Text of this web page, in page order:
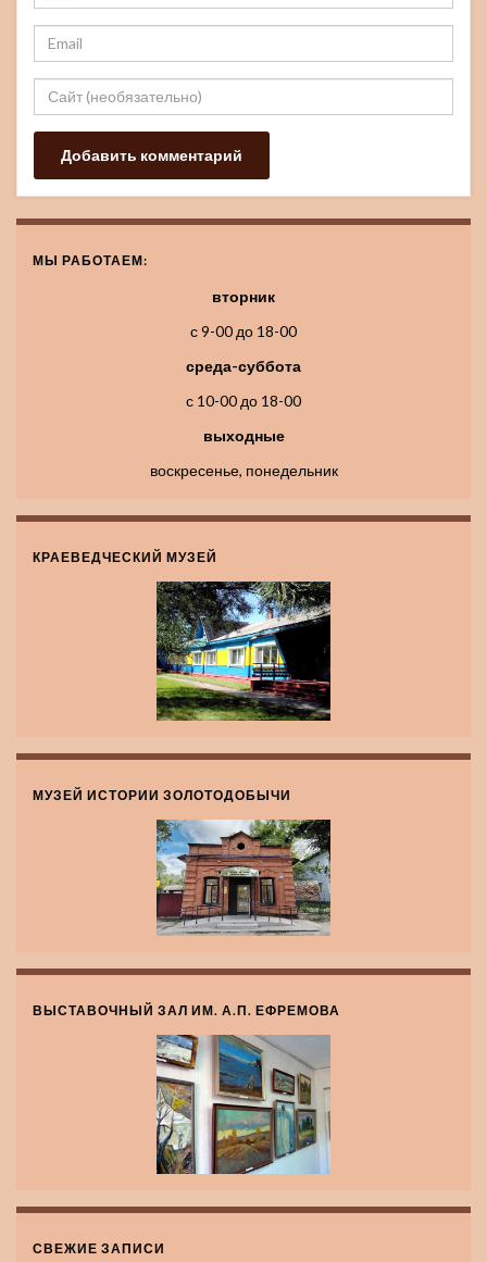
МЫ РАБОТАЕМ:
вторник
с 9-00 до 18-00
среда-суббота
с 10-00 до 18-00
выходные
воскресенье, понедельник
КРАЕВЕДЧЕСКИЙ МУЗЕЙ
МУЗЕЙ ИСТОРИИ ЗОЛОТОДОБЫЧИ
ВЫСТАВОЧНЫЙ ЗАЛ ИМ. А.П. ЕФРЕМОВА
СВЕЖИЕ ЗАПИСИ